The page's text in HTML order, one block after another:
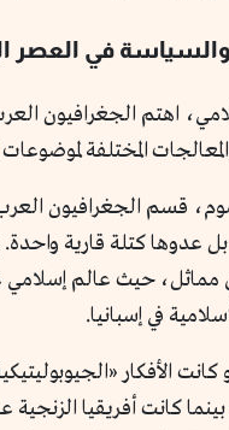
والسياسة في العصر
اهتم الجغرافيون
المختلفة
قسم الجغرافيون العرب
بل عدوها كتلة قارية
حيث عالم إسلامي
في إسبانيا.
الأفكار
كانت أفريقيا الزنجية